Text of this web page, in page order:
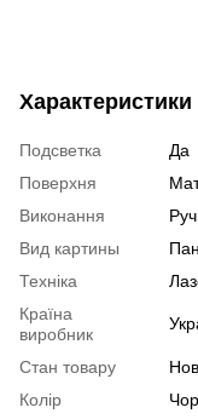
Характеристики
Подсветка
Да
Поверхня
Виконання
Вид картины
Техніка
Країна
виробник
Стан товару
Колір